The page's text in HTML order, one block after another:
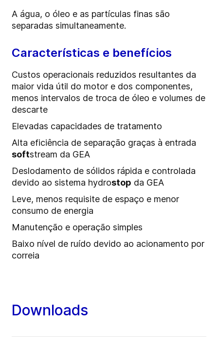
A água, o óleo e as partículas finas são
separadas simultaneamente.
Características e benefícios
Custos operacionais reduzidos resultantes da
maior vida útil do motor e dos componentes,
menos intervalos de troca de óleo e volumes de
descarte
Elevadas capacidades de tratamento
Alta eficiência de separação graças à entrada
softstream da GEA
Deslodamento de sólidos rápida e controlada
devido ao sistema hydrostop da GEA
Leve, menos requisite de espaço e menor
consumo de energia
Manutenção e operação simples
Baixo nível de ruído devido ao acionamento por
correia
Downloads